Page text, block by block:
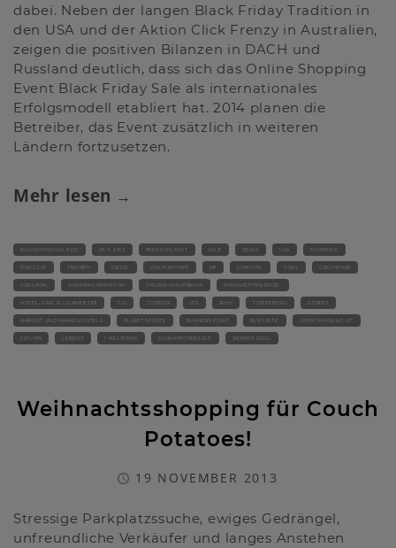
dabei. Neben der langen Black Friday Tradition in
den USA und der Aktion Click Frenzy in Australien,
zeigen die positiven Bilanzen in DACH und
Russland deutlich, dass sich das Online Shopping
Event Black Friday Sale als internationales
Erfolgsmodell etabliert hat. 2014 planen die
Betreiber, das Event zusätzlich in weiteren
Ländern fortzusetzen.
Mehr lesen
BLACKFRIDAYSALE.DE 29.11.2013 PREISSCHLACHT SALE DEALS USA SHOPPING
DOUGLAS TRIUMPH DIESEL ONLINESHOPS HP SAMSUNG SONY GESCHENKE
GROUPON SHOPPINGMARATHON ONLINE-AUSVERKAUF WEIHNACHTEN REISE-
HOTEL- UND FLUGANBIETER TUI CONDOR ITS JAHN TJAEREBORG DORINT
MARRIOT UND RAMADA HOTELS PLANET SPORTS RUNNERS POINT RUNTASTIC SPORTNAHRUNG.AT.
SATURN LENOVO 1 MILLIONEN SCHNÄPPCHENJAGD WERBER GRILL
Weihnachtsshopping für Couch
Potatoes!
19 NOVEMBER 2013
Stressige Parkplatzssuche, ewiges Gedrängel,
unfreundliche Verkäufer und langes Anstehen